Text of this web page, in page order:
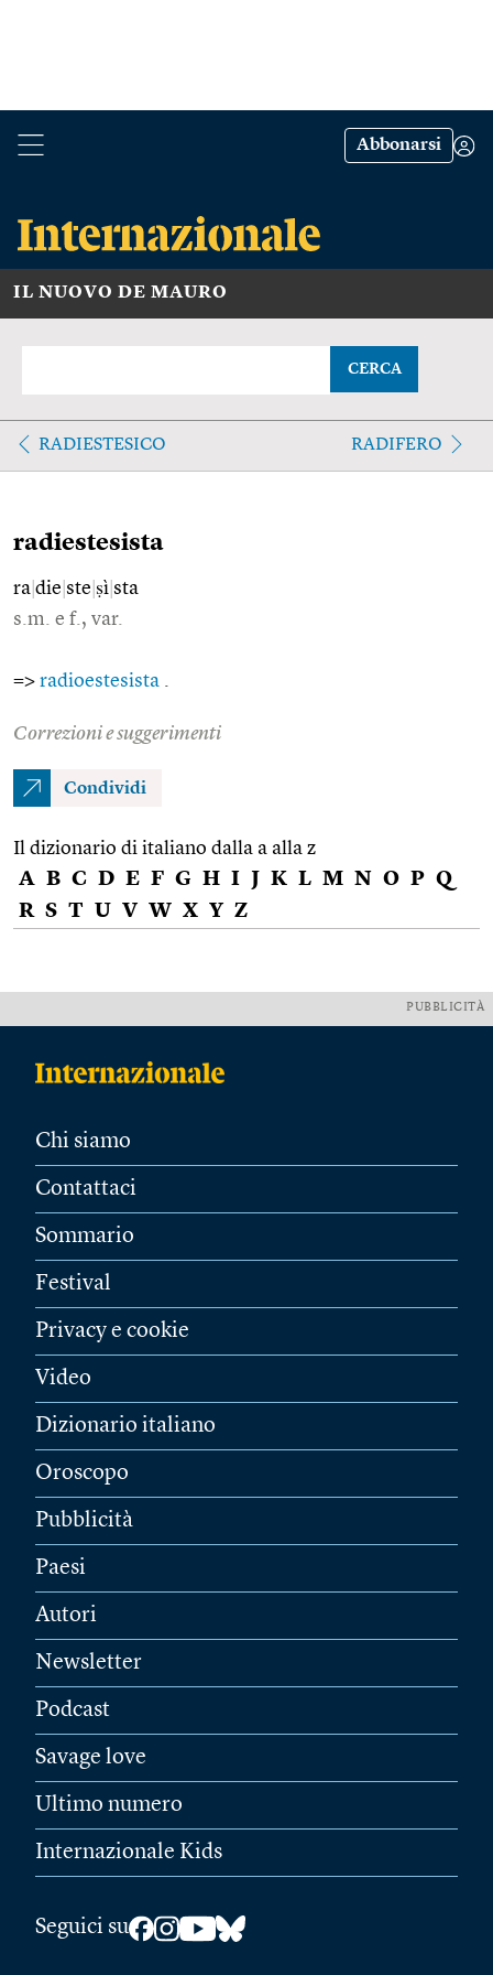
Abbonarsi
IL NUOVO DE MAURO
CERCA
RADIESTESICO RADIFERO
radiestesista
ra die ste ṣì sta
s.m. e f., var.
=> radioestesista
Correzioni e suggerimenti
Condividi
Il dizionario di italiano dalla a alla z
A B C D E F G H I J K L M N O P Q
R S T U V W X Y Z
PUBBLICITÀ
Chi siamo
Contattaci
Sommario
Festival
Privacy e cookie
Video
Dizionario italiano
Oroscopo
Pubblicità
Paesi
Autori
Newsletter
Podcast
Savage love
Ultimo numero
Internazionale Kids
Seguici su